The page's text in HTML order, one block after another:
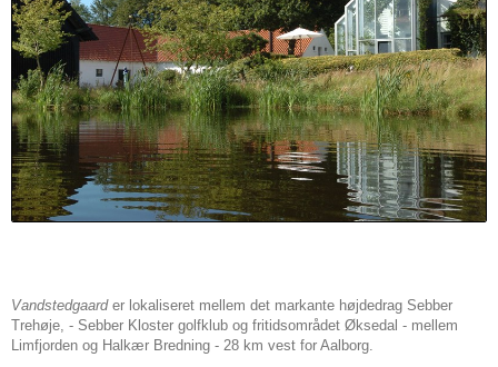
Vandstedgaarder lokaliseret mellem det markante højdedrag Sebber
Trehøje, - Sebber Kloster golfklub og fritidsområdet Øksedal - mellem
Limfjorden og Halkær Bredning - 28 km vest for Aalborg.